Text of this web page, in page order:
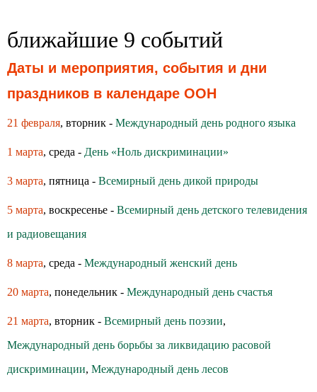
ближайшие 9 событий
Даты и мероприятия, события и дни
праздников в календаре ООН
21 февраля, вторник - Международный день родного языка
1 марта, среда - День «Ноль дискриминации»
3 марта, пятница - Всемирный день дикой природы
5 марта, воскресенье - Всемирный день детского телевидения
и радиовещания
8 марта, среда - Международный женский день
20 марта, понедельник - Международный день счастья
21 марта, вторник - Всемирный день поэзии,
Международный день борьбы за ликвидацию расовой
дискриминации, Международный день лесов